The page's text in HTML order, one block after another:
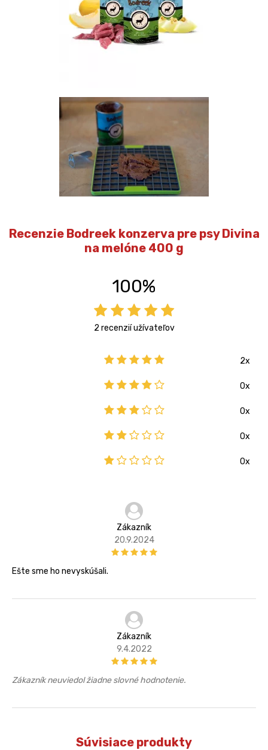
Recenzie Bodreek konzerva pre psy Divina
na melóne 400 g
100%
2 recenzií užívateľov
2x
0x
0x
0x
0x
Zákazník
20.9.2024
Ešte sme ho nevyskúšali.
Zákazník
9.4.2022
Zákazník neuviedol žiadne slovné hodnotenie.
Súvisiace produkty